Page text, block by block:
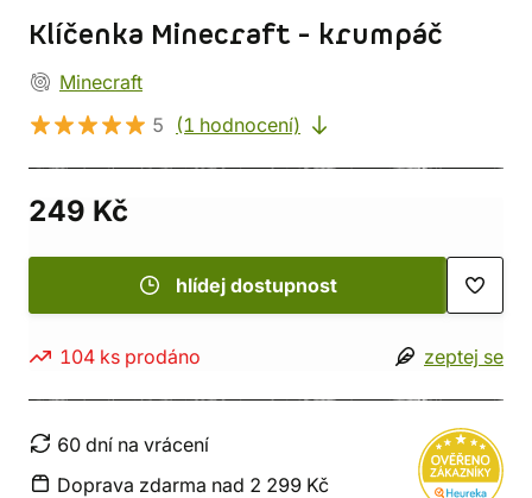
Klíčenka Minecraft - krumpáč
Minecraft
5
(1 hodnocení)
249 Kč
hlídej dostupnost
104 ks prodáno zeptej se
60 dní na vrácení
Doprava zdarma nad 2 299 Kč